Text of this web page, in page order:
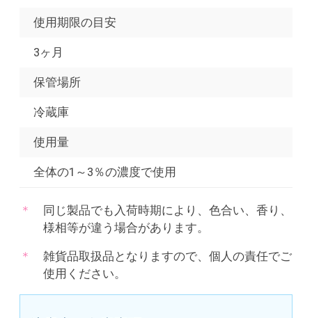
使用期限の目安
3ヶ月
保管場所
冷蔵庫
使用量
全体の1～3％の濃度で使用
同じ製品でも入荷時期により、色合い、香り、
様相等が違う場合があります。
雑貨品取扱品となりますので、個人の責任でご
使用ください。